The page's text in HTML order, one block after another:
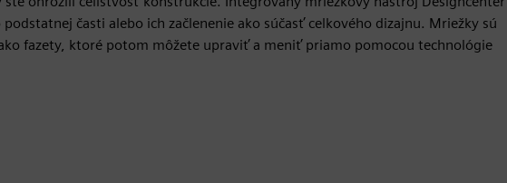
časti alebo ich začlenenie ako súčasť celkového dizajnu. Mriežky sú
fazety, ktoré potom môžete upraviť a meniť priamo pomocou technológie